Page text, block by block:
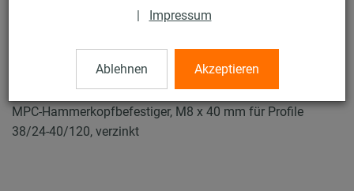
| Impressum
Ablehnen Akzeptieren
MPC-Hammerkopfbefestiger
38/24 - 40/120
MPC-Hammerkopfbefestiger, M8 x 40 mm für Profile
38/24-40/120, verzinkt